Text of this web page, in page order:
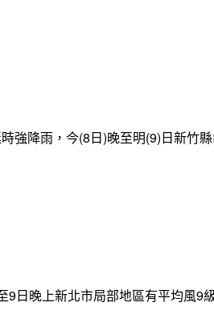
強降雨，今(8日)晚至明(9)日新竹
日晚上新北市局部地區有平均風